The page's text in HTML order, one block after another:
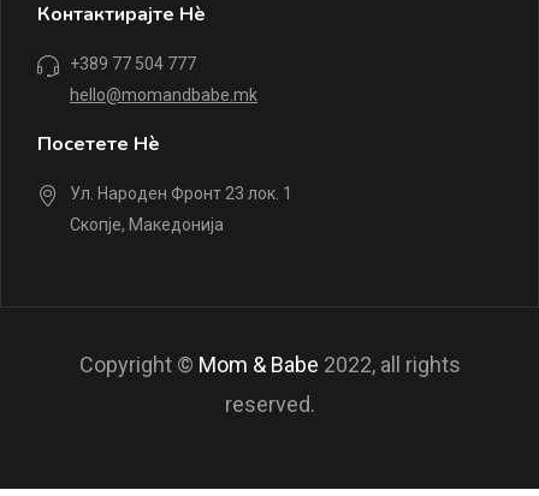
Контактирајте Нè
+389 77 504 777
hello@momandbabe.mk
Посетете Нè
Ул. Народен Фронт 23 лок. 1
Скопје, Македонија
Copyright © Mom & Babe 2022, all rights
reserved.